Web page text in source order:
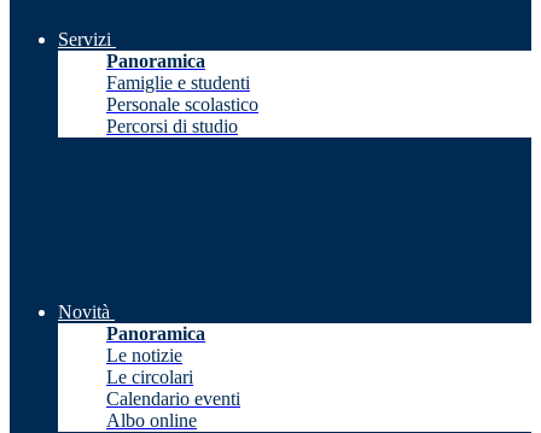
Servizi
Panoramica
Famiglie e studenti
Personale scolastico
Percorsi di studio
Novità
Panoramica
Le notizie
Le circolari
Calendario eventi
Albo online